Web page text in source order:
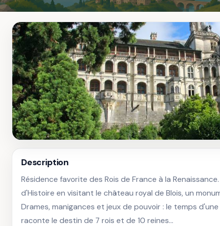
Description
Résidence favorite des Rois de France à la
d'Histoire en visitant le château royal de Blois, un
Drames, manigances et jeux de pouvoir : le temps
raconte le destin de 7 rois et de 10 reines...